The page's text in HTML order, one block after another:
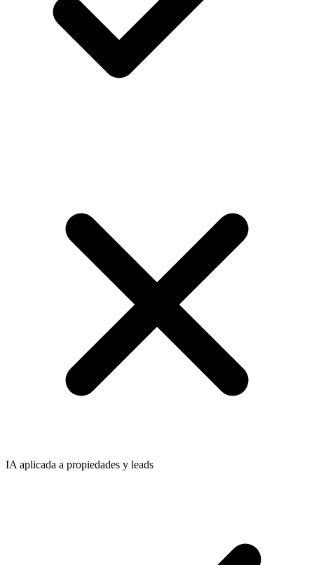
IA aplicada a propiedades y leads